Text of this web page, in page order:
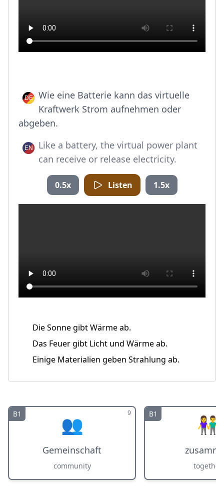
Wie eine Batterie kann das virtuelle
Kraftwerk Strom aufnehmen oder
abgeben.
Like a battery, the virtual power plant
can receive or release electricity.
0.5x Listen 1.5x
Die Sonne gibt Wärme ab.
Das Feuer gibt Licht und Wärme ab.
Einige Materialien geben Strahlung ab.
B1 9
👥
Gemeinschaft
community
B1 👫
together